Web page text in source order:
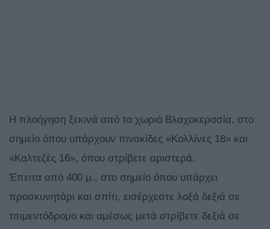
Η πλοήγηση ξεκινά από το χωριό Βλαχοκερασία, στο
σημείο όπου υπάρχουν πινακίδες «Κολλίνες 18» και
«Καλτεζές 16», όπου στρίβετε αριστερά.
Έπειτα από 400 μ., στο σημείο όπου υπάρχει
προσκυνητάρι και σπίτι, εισέρχεστε λοξά δεξιά σε
τσιμεντόδρομο και αμέσως μετά στρίβετε δεξιά σε